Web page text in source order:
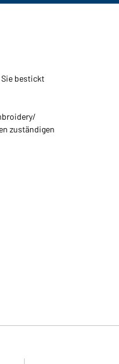
bestickt
zuständigen